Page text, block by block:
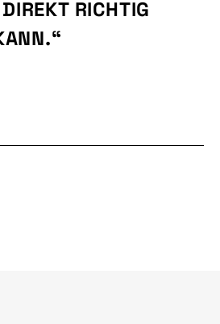
RICHTIG